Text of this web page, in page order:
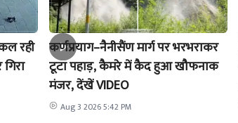
रही
कर्णप्रयाग–नैनीसैंण मार्ग पर भरभराकर
टूटा पहाड़, कैमरे में कैद हुआ खौफनाक
मंजर, देंखें VIDEO
Aug 3 2026 5:42 PM